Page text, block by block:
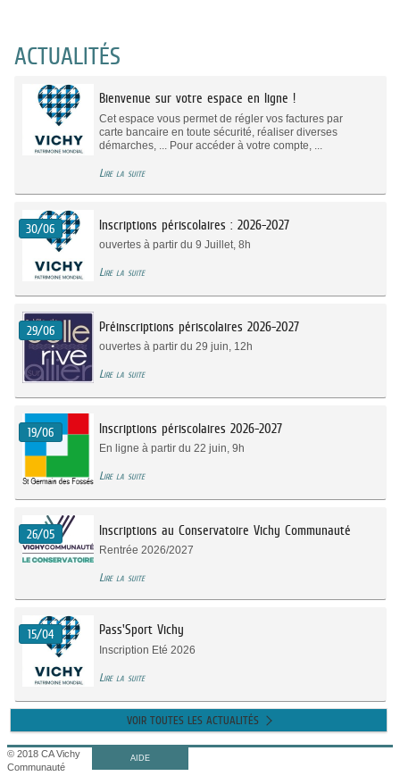
ACTUALITÉS
Bienvenue sur votre espace en ligne !
Cet espace vous permet de régler vos factures par
carte bancaire en toute sécurité, réaliser diverses
démarches, ... Pour accéder à votre compte, ...
Lire la suite
30/06 Inscriptions périscolaires : 2026-2027
ouvertes à partir du 9 Juillet, 8h
Lire la suite
29/06 Préinscriptions périscolaires 2026-2027
ouvertes à partir du 29 juin, 12h
Lire la suite
19/06 Inscriptions périscolaires 2026-2027
En ligne à partir du 22 juin, 9h
Lire la suite
26/05 Inscriptions au Conservatoire Vichy Communauté
Rentrée 2026/2027
Lire la suite
15/04 Pass'Sport Vichy
Inscription Eté 2026
Lire la suite
VOIR TOUTES LES ACTUALITÉS
© 2018 CA Vichy
Communauté
AIDE